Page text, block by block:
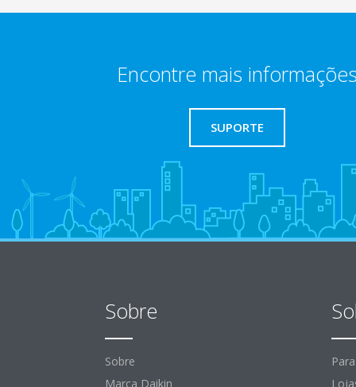
Encontre mais informações
SUPORTE
Sobre
Sobre
Marca Daikin